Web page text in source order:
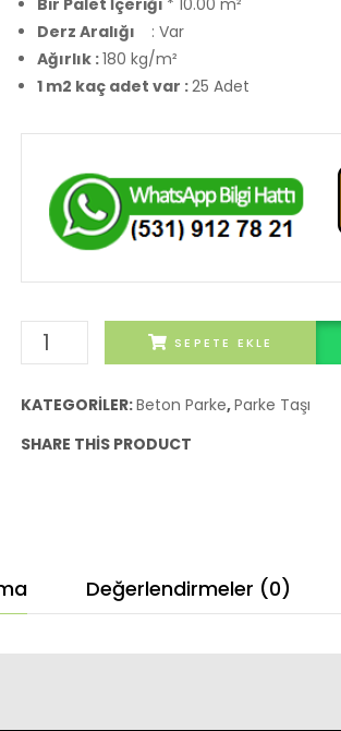
Bir Palet İçeriği * 10.00 m²
Derz Aralığı
: Var
Ağırlık :180 kg/m²
1 m2 kaç adet var :25 Adet
Kırmızı
Plak
20×20
adet
SEPETE EKLE
KATEGORILER:Beton Parke,Parke Taşı
SHARE THIS PRODUCT
Değerlendirmeler (0)